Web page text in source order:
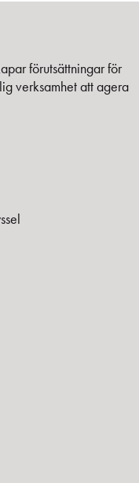
förutsättningar för
verksamhet att agera